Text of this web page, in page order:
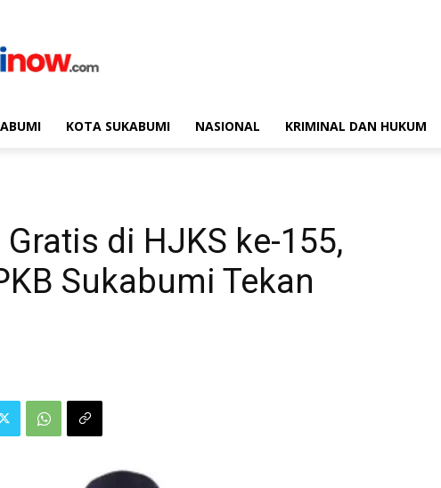
KOTA SUKABUMI NASIONAL KRIMINAL DAN HUKUM
di HJKS ke-155,
Sukabumi Tekan